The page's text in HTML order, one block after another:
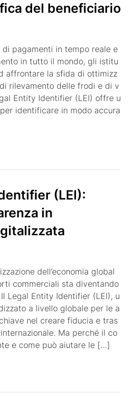
del beneficiario
pagamenti in tempo reale e
in tutto il mondo, gli istitu
affrontare la sfida di ottimizz
rilevamento delle frodi e di v
Entity Identifier (LEI) offre u
identificare in modo accura
(LEI):
in
dell’economia global
commerciali sta diventando
Legal Entity Identifier (LEI), u
a livello globale per le a
nel creare fiducia e tras
Ma perché il co
e come può aiutare le […]